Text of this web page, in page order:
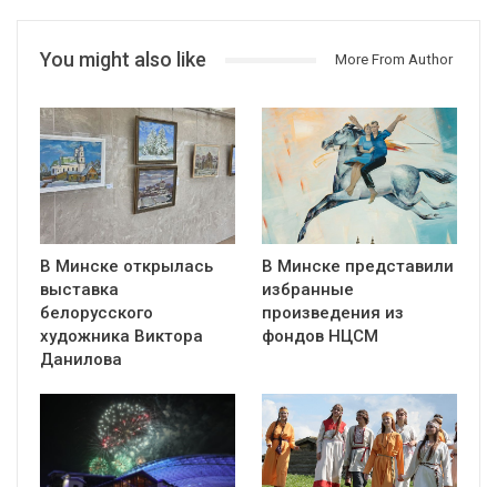
You might also like More From Author
В Минске открылась
выставка
белорусского
художника Виктора
Данилова
В Минске представили
избранные
произведения из
фондов НЦСМ